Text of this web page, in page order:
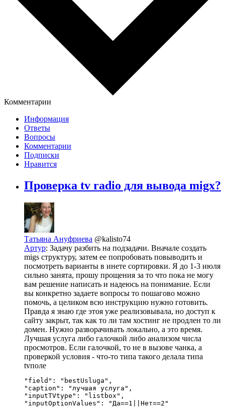
Комментарии
Информация
Ответы
Вопросы
Комментарии
Подписки
Нравится
Проверка tv radio для вывода migx?
Татьяна Ануфриева @kalisto74
Артур: Задачу разбить на подзадачи. Вначале создать
migs структуру, затем ее попробовать повыводить и
посмотреть варианты в инете сортировки. Я до 1-3 июля
сильно занята, прошу прощения за то что пока не могу
вам решение написать и надеюсь на понимание. Если
вы конкретно задаете вопросы то пошагово можно
помочь, а целиком всю инструкцию нужно готовить.
Правда я знаю где этоя уже реализовывала, но доступ к
сайту закрыт, так как то ли там хостинг не продлен то ли
домен. Нужно разворачивать локально, а это время.
Лучшая услуга либо галочкой либо анализом числа
просмотров. Если галочкой, то не в вызове чанка, а
проверкой условия - что-то типа такого делала типа
tvполе
"field": "bestUsluga",
"caption": "лучшая услуга",
"inputTVtype": "listbox",
"inputOptionValues": "Да==1||Нет==2"